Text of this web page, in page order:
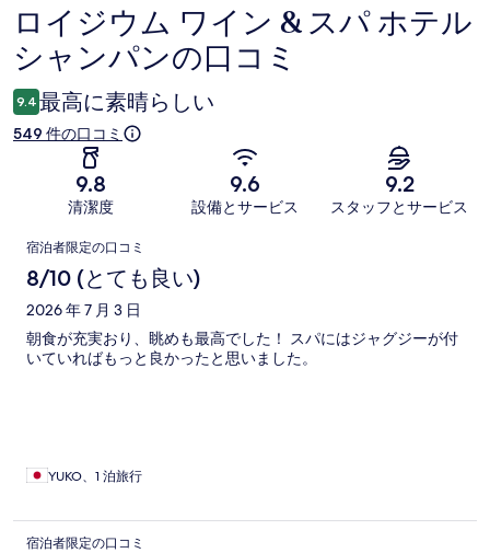
口
コ
ミ
ロイジウム ワイン & スパ ホテル
シャンパンの口コミ
9.4 最高に素晴らしい
549 件の口コミ
9.8
清潔度
9.6
設備とサービス
9.2
スタッフとサービス
口
コ
ミ
宿泊者限定の口コミ
8/10 (とても良い)
2026 年 7 月 3 日
朝食が充実おり、眺めも最高でした！ スパにはジャグジーが付
いていればもっと良かったと思いました。
YUKO、1 泊旅行
宿泊者限定の口コミ